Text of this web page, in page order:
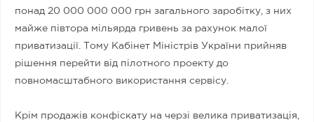
понад 20 000 000 000 грн загального заробітку, з них
майже півтора мільярда гривень за рахунок малої
приватизації. Тому Кабінет Міністрів України прийняв
рішення перейти від пілотного проекту до
повномасштабного використання сервісу.
Крім продажів конфіскату на черзі велика приватизація,